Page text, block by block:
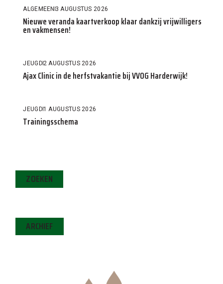
ALGEMEEN 3 AUGUSTUS 2026
Nieuwe veranda kaartverkoop klaar dankzij vrijwilligers
en vakmensen!
JEUGD2 AUGUSTUS 2026
Ajax Clinic in de herfstvakantie bij VVOG Harderwijk!
JEUGD 1 AUGUSTUS 2026
Trainingsschema
ZOEKEN
ARCHIEF